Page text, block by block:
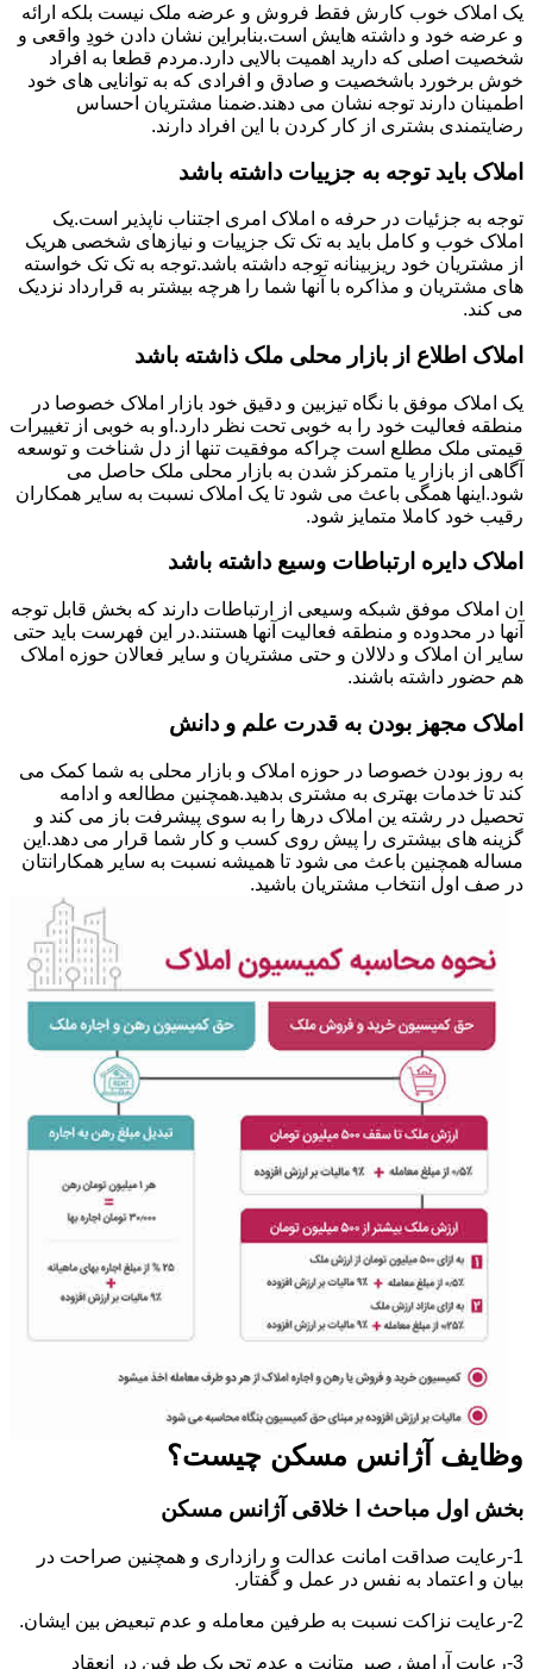
یک املاک خوب کارش فقط فروش و عرضه ملک نیست بلکه ارائه
و عرضه خود و داشته هایش است.بنابراین نشان دادن خودِ واقعی و
شخصیت اصلی که دارید اهمیت بالایی دارد.مردم قطعا به افراد
خوش برخورد باشخصیت و صادق و افرادی که به توانایی های خود
اطمینان دارند توجه نشان می دهند.ضمنا مشتریان احساس
رضایتمندی بشتری از کار کردن با این افراد دارند.
املاک باید توجه به جزییات داشته باشد
توجه به جزئیات در حرفه ه املاک امری اجتناب ناپذیر است.یک
املاک خوب و کامل باید به تک تک جزییات و نیازهای شخصی هریک
از مشتریان خود ریزبینانه توجه داشته باشد.توجه به تک تک خواسته
های مشتریان و مذاکره با آنها شما را هرچه بیشتر به قرارداد نزدیک
می کند.
املاک اطلاع از بازار محلی ملک ذاشته باشد
یک املاک موفق با نگاه تیزبین و دقیق خود بازار املاک خصوصا در
منطقه فعالیت خود را به خوبی تحت نظر دارد.او به خوبی از تغییرات
قیمتی ملک مطلع است چراکه موفقیت تنها از دل شناخت و توسعه
آگاهی از بازار یا متمرکز شدن به بازار محلی ملک حاصل می
شود.اینها همگی باعث می شود تا یک املاک نسبت به سایر همکاران
رقیب خود کاملا متمایز شود.
املاک دایره ارتباطات وسیع داشته باشد
ان املاک موفق شبکه وسیعی از ارتباطات دارند که بخش قابل توجه
آنها در محدوده و منطقه فعالیت آنها هستند.در این فهرست باید حتی
سایر ان املاک و دلالان و حتی مشتریان و سایر فعالان حوزه املاک
هم حضور داشته باشند.
املاک مجهز بودن به قدرت علم و دانش
به روز بودن خصوصا در حوزه املاک و بازار محلی به شما کمک می
کند تا خدمات بهتری به مشتری بدهید.همچنین مطالعه و ادامه
تحصیل در رشته ین املاک درها را به سوی پیشرفت باز می کند و
گزینه های بیشتری را پیش روی کسب و کار شما قرار می دهد.این
مساله همچنین باعث می شود تا همیشه نسبت به سایر همکارانتان
در صف اول انتخاب مشتریان باشید.
وظایف آژانس مسکن چیست؟
بخش اول مباحث ا خلاقی آژانس مسکن
1-رعایت صداقت امانت عدالت و رازداری و همچنین صراحت در
بیان و اعتماد به نفس در عمل و گفتار.
2-رعایت نزاکت نسبت به طرفین معامله و عدم تبعیض بین ایشان.
3-رعایت آرامش صبر متانت و عدم تحریک طرفین در انعقاد